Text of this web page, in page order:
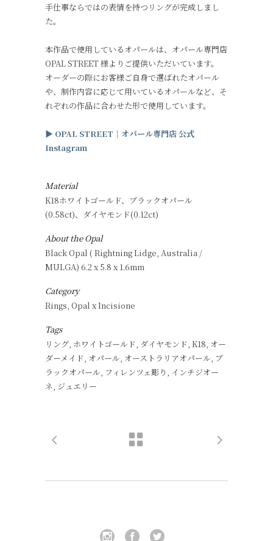
手仕事ならではの表情を持つリングが完成しまし
た。
本作品で使用しているオパールは、オパール専門店
OPAL STREET 様よりご提供いただいています。
オーダーの際にお客様ご自身で選ばれたオパール
や、制作内容に応じて用いているオパールなど、そ
れぞれの作品に合わせた形で使用しています。
▶︎ OPAL STREET ｜オパール専門店公式
Instagram
Material
K18ホワイトゴールド、ブラックオパール
(0.58ct)、ダイヤモンド(0.12ct)
About the Opal
Black Opal ( Rightning Lidge, Australia /
MULGA) 6.2 x 5.8 x 1.6mm
Category
Rings, Opal x Incisione
Tags
リング, ホワイトゴールド, ダイヤモンド, K18, オー
ダーメイド, オパール, オーストラリアオパール, ブ
ラックオパール, フィレンツェ彫り, インチジオー
ネ, ジュエリー